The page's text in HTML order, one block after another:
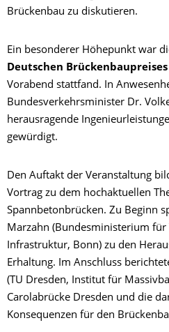
Brückenbau zu diskutieren.
Ein besonderer Höhepunkt war
Deutschen Brückenbaupreises
Vorabend stattfand. In
Bundesverkehrsminister Dr.
herausragende
gewürdigt.
Den Auftakt der Veranstaltung
Vortrag zu dem hochaktuellen
Spannbetonbrücken. Zu Beginn
Marzahn (Bundesministerium
Infrastruktur, Bonn) zu den
Erhaltung. Im Anschluss
(TU Dresden, Institut für
Carolabrücke Dresden und die
Konsequenzen für den